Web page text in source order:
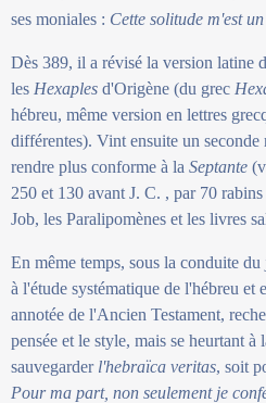
ses moniales : Cette solitude m'est
Dès 389, il a révisé la version latine
les Hexaples d'Origène (du grec
hébreu, même version en lettres
différentes). Vint ensuite un seconde
rendre plus conforme à la Septante
250 et 130 avant J. C. , par 70
Job, les Paralipomènes et les livres
En même temps, sous la conduite
à l'étude systématique de l'hébreu et
annotée de l'Ancien Testament,
pensée et le style, mais se heurtant
sauvegarderl'hebraïca veritas, soit
Pour ma part, non seulement je